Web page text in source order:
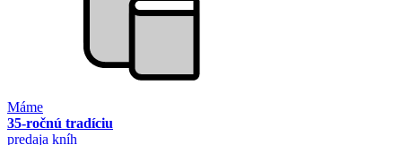
Máme
35-ročnú tradíciu
predaja kníh